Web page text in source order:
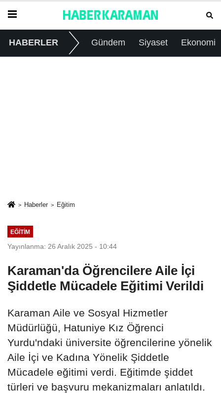
HABERLER Gündem Siyaset Ekonomi
Haberler Eğitim
EĞITIM
Yayınlanma: 26 Aralık 2025 - 10:44
Karaman'da Öğrencilere Aile İçi
Şiddetle Mücadele Eğitimi Verildi
Karaman Aile ve Sosyal Hizmetler
Müdürlüğü, Hatuniye Kız Öğrenci
Yurdu'ndaki üniversite öğrencilerine yönelik
Aile İçi ve Kadına Yönelik Şiddetle
Mücadele eğitimi verdi. Eğitimde şiddet
türleri ve başvuru mekanizmaları anlatıldı.